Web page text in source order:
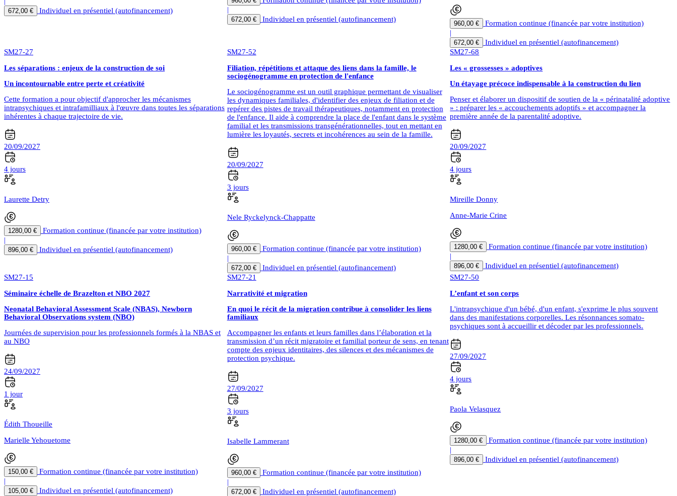
672,00 € Individuel en présentiel (autofinancement)
|
672,00 € Individuel en présentiel (autofinancement)
960,00 €
Formation continue (financée par votre institution)
|
672,00 €
Individuel en présentiel (autofinancement)
SM27-27
Les séparations : enjeux de la construction de soi
Un incontournable entre perte et créativité
Cette formation a pour objectif d'approcher les mécanismes
intrapsychiques et intrafamilliaux à l'œuvre dans toutes les séparations
inhérentes à chaque trajectoire de vie.
20/09/2027
4 jours
Laurette Detry
1280,00 €
Formation continue (financée par votre institution)
|
896,00 € Individuel en présentiel (autofinancement)
SM27-52
Filiation, répétitions et attaque des liens dans la famille, le
sociogénogramme en protection de l'enfance
Le sociogénogramme est un outil graphique permettant de visualiser
les dynamiques familiales, d'identifier des enjeux de filiation et de
repérer des pistes de travail thérapeutiques, notamment en protection
de l'enfance. Il aide à comprendre la place de l'enfant dans le système
familial et les transmissions transgénérationnelles, tout en mettant en
lumière les loyautés, secrets et incohérences au sein de la famille.
20/09/2027
3 jours
Nele Ryckelynck-Chappatte
960,00 €
Formation continue (financée par votre institution)
|
672,00 € Individuel en présentiel (autofinancement)
SM27-68
Les « grossesses » adoptives
Un étayage précoce indispensable à la construction du lien
Penser et élaborer un dispositif de soutien de la « périnatalité adoptive
» : préparer les « accouchements adoptifs » et accompagner la
première année de la parentalité adoptive.
20/09/2027
4 jours
Mireille Donny
Anne-Marie Crine
1280,00 €
Formation continue (financée par votre institution)
|
896,00 €
Individuel en présentiel (autofinancement)
SM27-15
Séminaire échelle de Brazelton et NBO 2027
Neonatal Behavioral Assessment Scale (NBAS), Newborn
Behavioral Observations system (NBO)
Journées de supervision pour les professionnels formés à la NBAS et
au NBO
24/09/2027
1 jour
Édith Thoueille
Marielle Yehouetome
150,00 €
Formation continue (financée par votre institution)
|
105,00 € Individuel en présentiel (autofinancement)
SM27-21
Narrativité et migration
En quoi le récit de la migration contribue à consolider les liens
familiaux
Accompagner les enfants et leurs familles dans l’élaboration et la
transmission d’un récit migratoire et familial porteur de sens, en tenant
compte des enjeux identitaires, des silences et des mécanismes de
protection psychique.
27/09/2027
3 jours
Isabelle Lammerant
960,00 €
Formation continue (financée par votre institution)
|
672,00 € Individuel en présentiel (autofinancement)
SM27-50
L’enfant et son corps
L'intrapsychique d'un bébé, d'un enfant, s'exprime le plus souvent
dans des manifestations corporelles. Les résonnances somato-
psychiques sont à accueillir et décoder par les professionnels.
27/09/2027
4 jours
Paola Velasquez
1280,00 €
Formation continue (financée par votre institution)
|
896,00 € Individuel en présentiel (autofinancement)